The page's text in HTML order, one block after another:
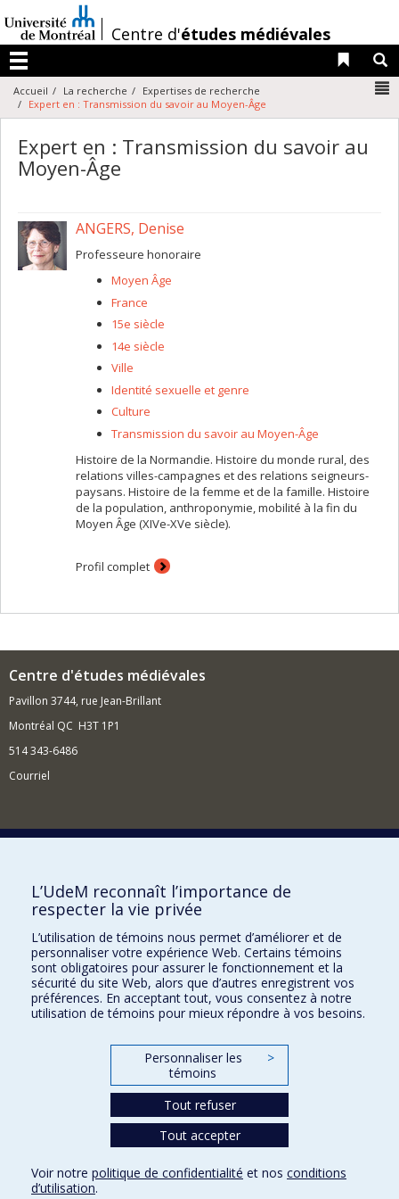
au
contenu
/
Centre d'études médiévales
Menu
Liens
Accueil La recherche
Expertises de recherche
Expert en : Transmission du savoir au Moyen-Âge
Expert en : Transmission du savoir au
Moyen-Âge
ANGERS, Denise
Professeure honoraire
Moyen Âge
France
15e siècle
14e siècle
Ville
Identité sexuelle et genre
Culture
Transmission du savoir au Moyen-Âge
Histoire de la Normandie. Histoire du monde rural, des
relations villes-campagnes et des relations seigneurs-
paysans. Histoire de la femme et de la famille. Histoire
de la population, anthroponymie, mobilité à la fin du
Moyen Âge (XIVe-XVe siècle).
Profil complet
Centre d'études médiévales
Pavillon 3744, rue Jean-Brillant
Montréal QC H3T 1P1
514 343-6486
Courriel
Comment soutenir le Centre?
BESOIN D'AIDE?
Plan du site
Signaler une erreur
Accessibilité
FACULTÉ DES ARTS ET DES SCIENCES
Nos départements et écoles
Conditions d’utilisation
L’UdeM reconnaît l’importance de
respecter la vie privée
L’utilisation de témoins nous permet d’améliorer et de
personnaliser votre expérience Web. Certains témoins
sont obligatoires pour assurer le fonctionnement et la
sécurité du site Web, alors que d’autres enregistrent vos
préférences. En acceptant tout, vous consentez à notre
utilisation de témoins pour mieux répondre à vos besoins.
Personnaliser les
témoins
>
Tout refuser
Tout accepter
Voir notre politique de confidentialité et nos conditions
d’utilisation.